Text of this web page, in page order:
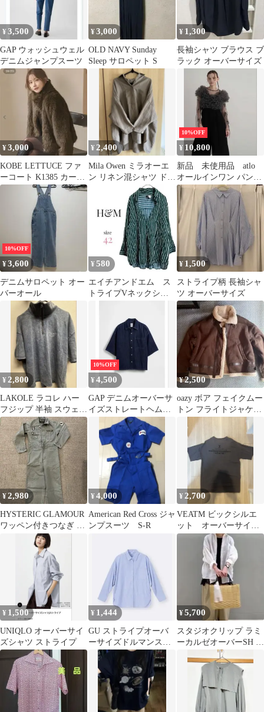
¥3,500
GAP ウォッシュウェル
デニムジャンプスーツ
¥3,000
OLD NAVY Sunday
Sleep サロペット S
¥ 1,300
長袖シャツ ブラウス ブ
ラック オーバーサイズ
¥3,000
KOBE LETTUCE ファ
ーコート K1385 カーキ
M
¥ 2,400
Mila Owen ミラオーエ
ン リネン混シャツ ドル
マンオーバーサイズ
10%OFF
¥ 10,800
新品 未使用品 atlo
オールインワン パンツ
ドレス シアートップス
10%OFF
¥3,600
デニムサロペット オー
バーオール
¥ 580
エイチアンドエム ス
トライプVネックシャ
¥ 1,500
ストライプ柄 長袖シャ
ツ オーバーサイズ
¥ 2,800
LAKOLE ラコレ ハー
フジップ 半袖 スウェッ
ト デニム加工 オーバー
サイズ
10%OFF
¥4,500
GAP デニムオーバーサ
イズストレートヘムシ
¥2,500
oazy ボア フェイクムー
トン フライトジャケッ
ト ブラウン
¥2,980
HYSTERIC GLAMOUR
ワッペン付きつなぎ オ
ーバーオール
¥4,000
American Red Cross ジャ
ンプスーツ S-R
¥2,700
VEATM ビックシルエ
ット オーバーサイ
ズ シャツ Lサイズ
¥ 1,500
UNIQLO オーバーサイ
ズシャツ ストライプ
¥ 1,444
GU ストライプオーバ
ーサイズドルマンスリ
ーブシャツ
¥5,700
スタジオクリップ ラミ
ーカルゼオーバーSH ホ